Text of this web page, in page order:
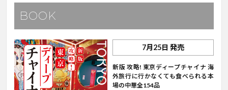
BOOK
7月25日 発売
新版 攻略! 東京ディープチャイナ 海
外旅行に行かなくても食べられる本
場の中華全154品